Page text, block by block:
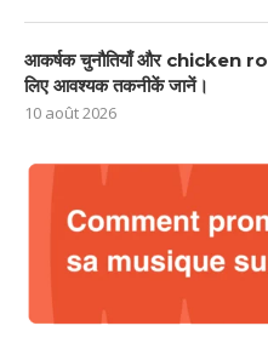
आकर्षक चुनौतियाँ और chicken
लिए आवश्यक तकनीकें जानें।
10 août 2026